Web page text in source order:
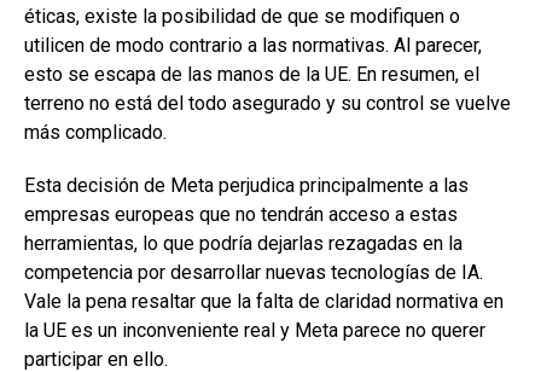
éticas, existe la posibilidad de que se modifiquen o
utilicen de modo contrario a las normativas. Al parecer,
esto se escapa de las manos de la UE. En resumen, el
terreno no está del todo asegurado y su control se vuelve
más complicado.
Esta decisión de Meta perjudica principalmente a las
empresas europeas que no tendrán acceso a estas
herramientas, lo que podría dejarlas rezagadas en la
competencia por desarrollar nuevas tecnologías de IA.
Vale la pena resaltar que la falta de claridad normativa en
la UE es un inconveniente real y Meta parece no querer
participar en ello.